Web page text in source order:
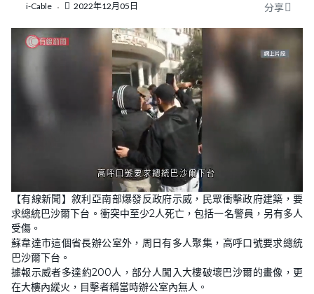
i-Cable 2022年12月05日 分享
n
m
u
t
L
o
a
d
e
5
4
8
3
%
【有線新聞】敘利亞南部爆發反政府示威，民眾衝擊政府建築，要
求總統巴沙爾下台。衝突中至少2人死亡，包括一名警員，另有多人
受傷。
蘇韋達市這個省長辦公室外，周日有多人聚集，高呼口號要求總統
巴沙爾下台。
據報示威者多達約200人，部分人闖入大樓破壞巴沙爾的畫像，更
在大樓內縱火，目擊者稱當時辦公室內無人。